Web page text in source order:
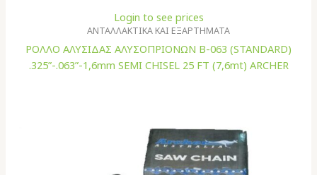
Login to see prices
ΑΝΤΑΛΛΑΚΤΙΚΑ ΚΑΙ ΕΞΑΡΤΗΜΑΤΑ
ΡΟΛΛΟ ΑΛΥΣΙΔΑΣ ΑΛΥΣΟΠΡΙΟΝΩΝ B-063 (STANDARD)
.325”-.063”-1,6mm SEMI CHISEL 25 FT (7,6mt) ARCHER